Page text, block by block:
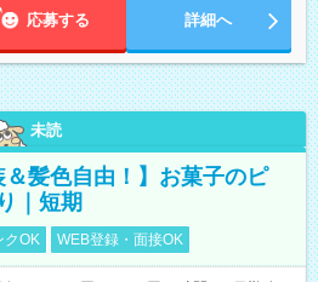
応募する 詳細へ
未読
＆髪色自由！】お菓子のピ
｜短期
クOK WEB登録・面接OK